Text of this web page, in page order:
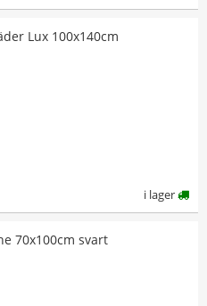
Lux 100x140cm
i lager
70x100cm svart